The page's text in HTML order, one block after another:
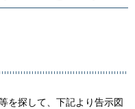
を探して、下記より告示図